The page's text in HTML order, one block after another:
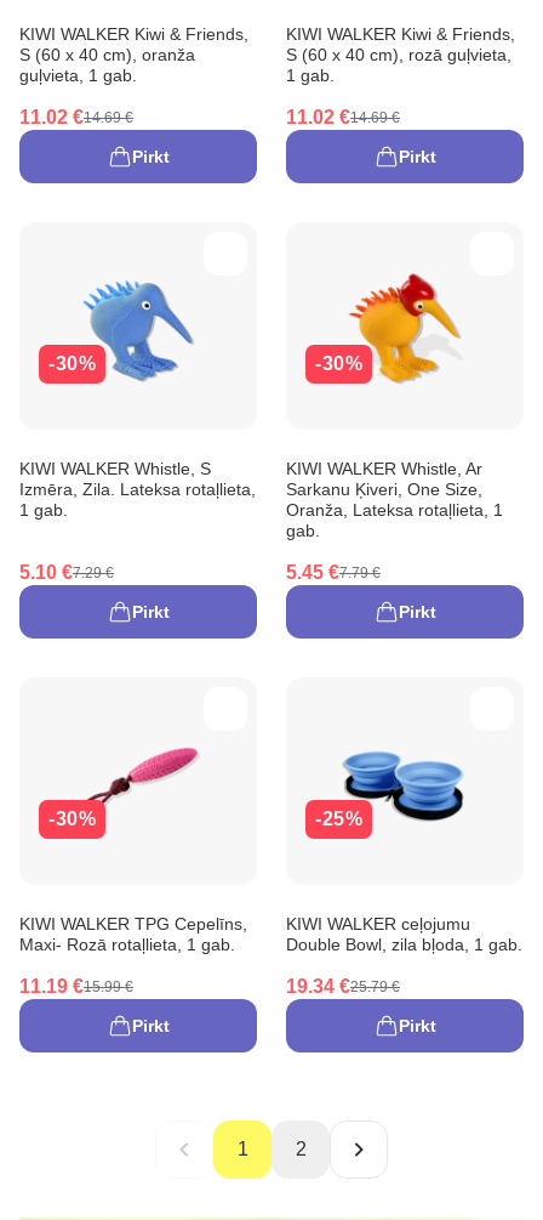
KIWI WALKER Kiwi & Friends,
S (60 x 40 cm), oranža
guļvieta, 1 gab.
11.02 €14.69 €
Pirkt
KIWI WALKER Kiwi & Friends,
S (60 x 40 cm), rozā guļvieta,
1 gab.
11.02 €14.69 €
Pirkt
-30%
KIWI WALKER Whistle, S
Izmēra, Zila. Lateksa rotaļlieta,
1 gab.
5.10 €7.29 €
Pirkt
-30%
KIWI WALKER Whistle, Ar
Sarkanu Ķiveri, One Size,
Oranža, Lateksa rotaļlieta, 1
gab.
5.45 €7.79 €
Pirkt
-30%
KIWI WALKER TPG Cepelīns,
Maxi- Rozā rotaļlieta, 1 gab.
11.19 €15.99 €
Pirkt
-25%
KIWI WALKER ceļojumu
Double Bowl, zila bļoda, 1 gab.
19.34 €25.79 €
Pirkt
1 2